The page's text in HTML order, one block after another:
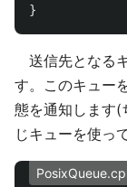
}
送信先となる
す。このキュー
態を通知します
じキューを使っ